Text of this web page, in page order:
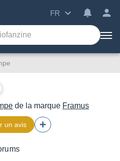
FR
de la marque Framus
un avis